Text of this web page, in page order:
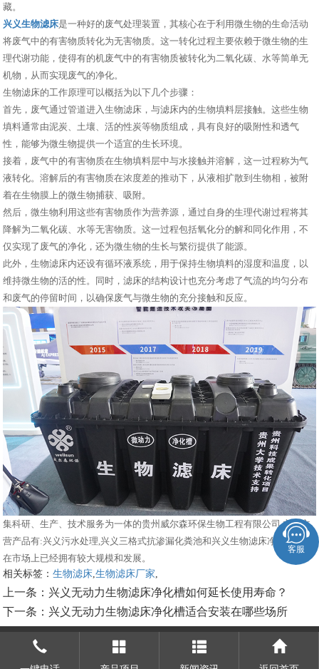
藏。
兴义生物滤床是一种好的废气处理装置，其核心在于利用微生物的生命活动
将废气中的有害物质转化为无害物质。这一转化过程主要依赖于微生物的生
理代谢功能，使得有的机废气中的有害物质被转化为二氧化碳、水等简单无
机物，从而实现废气的净化。
生物滤床的工作原理可以概括为以下几个步骤：
首先，废气通过管道进入生物滤床，与滤床内的生物填料层接触。这些生物
填料通常由泥炭、土壤、活的性炭等物质组成，具有良好的吸附性和透气
性，能够为微生物提供一个适宜的生长环境。
接着，废气中的有害物质在生物填料层中与水接触并溶解，这一过程称为气
液转化。溶解后的有害物质在浓度差的推动下，从液相扩散到生物相，被附
着在生物膜上的微生物捕获、吸附。
然后，微生物利用这些有害物质作为营养源，通过自身的生理代谢过程将其
降解为二氧化碳、水等无害物质。这一过程包括氧化分的解和同化作用，不
仅实现了废气的净化，还为微生物的生长与繁衍提供了能源。
此外，生物滤床内还设有循环液系统，用于保持生物填料的湿度和温度，以
维持微生物的活的性。同时，滤床的结构设计也充分考虑了气流的均匀分布
和废气的停留时间，以确保废气与微生物的充分接触和反应。
集科研、生产、技术服务为一体的贵州威尔森环保生物工程有限公司,主要主
营产品有:兴义污水处理,兴义三格式抗渗漏化粪池和兴义生物滤床净化槽,目前
在市场上已经拥有较大规模和发展。
相关标签：生物滤床 ,生物滤床厂家
上一条： 兴义无动力生物滤床净化槽如何延长使用寿命？
下一条： 兴义无动力生物滤床净化槽适合安装在哪些场所
客服